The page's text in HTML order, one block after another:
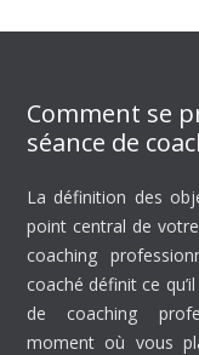
Comment se
séance de
La définition des
point central de
coaching
coaché définit ce
de coaching
moment où vous